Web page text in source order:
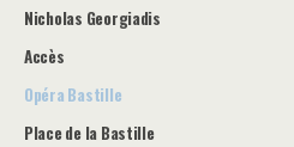
Nicholas Georgiadis
Accès
Opéra Bastille
Place de la Bastille